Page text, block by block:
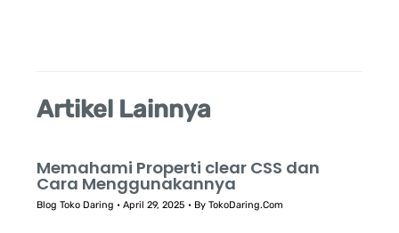
Artikel Lainnya
Memahami Properti clear CSS dan
Cara Menggunakannya
Blog Toko Daring •April 29, 2025 • ByTokoDaring.Com